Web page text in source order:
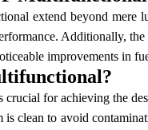
extend beyond mere
Additionally,
improvements in
for achieving the
is clean to avoid